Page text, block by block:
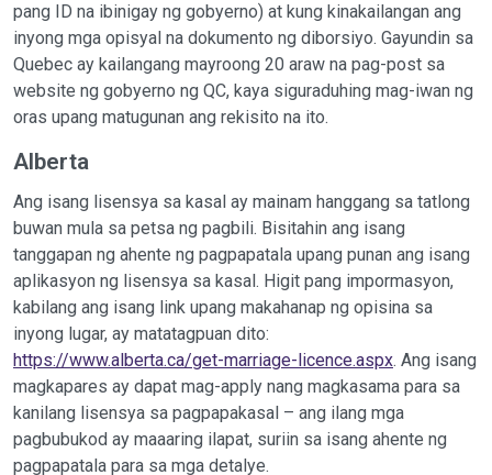
pang ID na ibinigay ng gobyerno) at kung kinakailangan ang
inyong mga opisyal na dokumento ng diborsiyo. Gayundin sa
Quebec ay kailangang mayroong 20 araw na pag-post sa
website ng gobyerno ng QC, kaya siguraduhing mag-iwan ng
oras upang matugunan ang rekisito na ito.
Alberta
Ang isang lisensya sa kasal ay mainam hanggang sa tatlong
buwan mula sa petsa ng pagbili. Bisitahin ang isang
tanggapan ng ahente ng pagpapatala upang punan ang isang
aplikasyon ng lisensya sa kasal. Higit pang impormasyon,
kabilang ang isang link upang makahanap ng opisina sa
inyong lugar, ay matatagpuan dito:
https://www.alberta.ca/get-marriage-licence.aspx. Ang isang
magkapares ay dapat mag-apply nang magkasama para sa
kanilang lisensya sa pagpapakasal – ang ilang mga
pagbubukod ay maaaring ilapat, suriin sa isang ahente ng
pagpapatala para sa mga detalye.